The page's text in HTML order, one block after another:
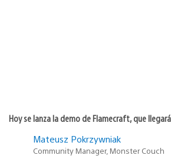
Hoy se lanza la demo de Flamecraft, que
Mateusz Pokrzywniak
Community Manager, Monster Couch